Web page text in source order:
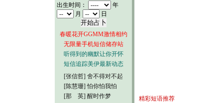
出生时间：
年
月
日
春暖花开GGMM激情相约
无限量手机短信储存站
听得到的幽默让你开怀
短信追踪美伊最新动态
[张信哲] 舍不得对不起
[陈慧珊] 怕你怕我怕
[那 英] 醒时作梦
精彩短语推荐